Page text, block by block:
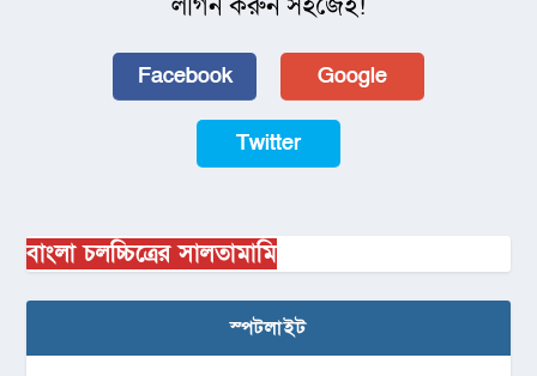
Facebook Google
Twitter
বাংলা চলচ্চিত্রের সালতামামি
স্পটলাইট